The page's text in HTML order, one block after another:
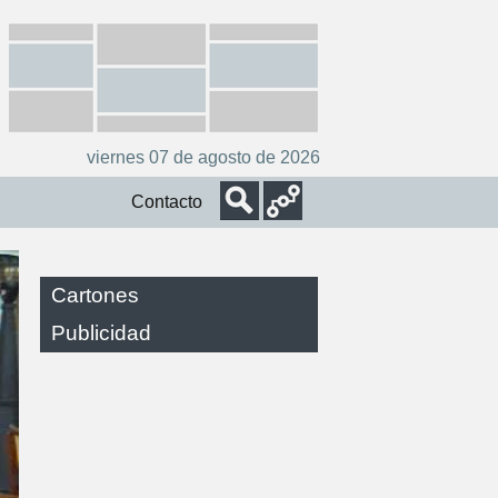
viernes 07 de agosto de 2026
Contacto
Cartones
Publicidad